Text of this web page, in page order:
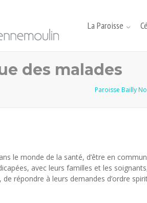
La Paroisse
des malades
Paroisse Bailly
le monde de la santé, d’être en
avec leurs familles et les
répondre à leurs demandes d’ordre